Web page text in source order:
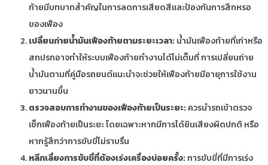
ท้ายมีบทบาทสำคัญในการลดการเสียดสีและป้องกันการสึกหรอ
ของเฟือง
เปลี่ยนถ่ายน้ำมันเฟืองท้ายตามระยะเวลา: น้ำมันเฟืองท้ายที่เก่าหรือ
สกปรกอาจทำให้ระบบเฟืองท้ายทำงานได้ไม่เต็มที่ การเปลี่ยนถ่าย
น้ำมันตามที่คู่มือรถยนต์แนะนำจะช่วยให้เฟืองท้ายมีอายุการใช้งาน
ยาวนานขึ้น
ตรวจสอบการทำงานของเฟืองท้ายเป็นระยะ: ควรนำรถเข้าตรวจ
เช็กเฟืองท้ายเป็นระยะ โดยเฉพาะหากมีการได้ยินเสียงผิดปกติ หรือ
หากรู้สึกว่าการขับขี่ไม่ราบรื่น
หลีกเลี่ยงการขับขี่ที่ต้องเร่งเครื่องบ่อยครั้ง:การขับขี่ที่มีการเร่ง